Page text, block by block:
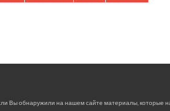
Вы обнаружили на нашем сайте материалы, которые